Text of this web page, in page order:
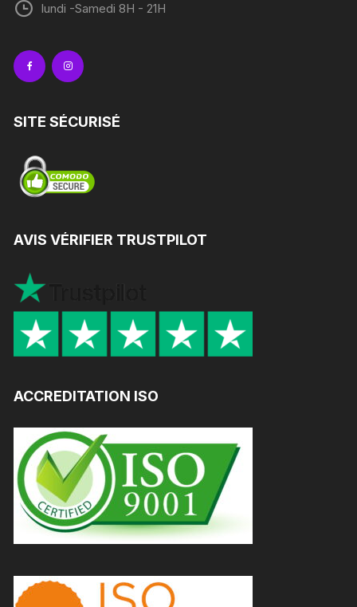
lundi -Samedi 8H - 21H
SITE SÉCURISÉ
AVIS VÉRIFIER TRUSTPILOT
ACCREDITATION ISO